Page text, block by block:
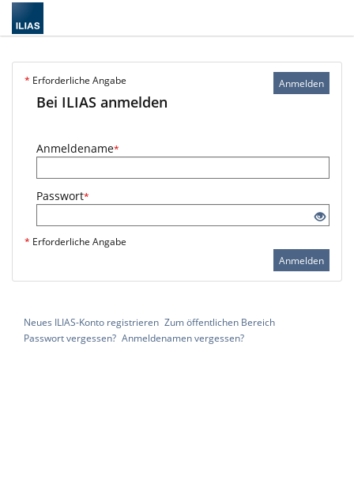
Anmelden
* Erforderliche Angabe
Bei ILIAS anmelden
Anmeldename*
Passwort*
* Erforderliche Angabe
Anmelden
Neues ILIAS-Konto registrieren Zum öffentlichen Bereich
Passwort vergessen? Anmeldenamen vergessen?